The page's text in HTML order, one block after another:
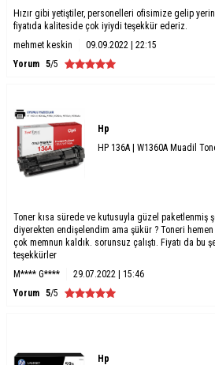
Hızır gibi yetiştiler, personelleri ofisimize gelip
fiyatıda kaliteside çok iyiydi teşekkür ederiz.
mehmet keskin
09.09.2022 | 22:15
Yorum 5/5
Hp
HP 136A | W1360A Muadil
Toner kısa sürede ve kutusuyla güzel paketlenmiş
diyerekten endişelendim ama şükür ? Toneri hemen
çok memnun kaldık. sorunsuz çalıştı. Fiyatı da bu
teşekkürler
M**** G****
29.07.2022 | 15:46
Yorum 5/5
Hp